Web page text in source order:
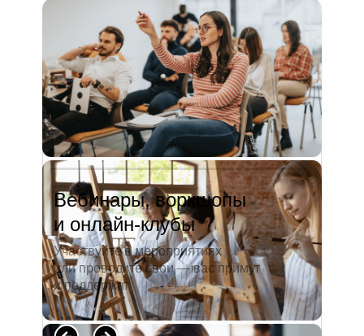
Вебинары, воркшопы
и онлайн-клубы
Участвуйте в мероприятиях
или проводите свои — вас примут
и поддержат
педагогический университет, пошла
преподавать в школу. Проработав в ней
5 лет, я поняла, что нужно двигать...
Читать полностью →